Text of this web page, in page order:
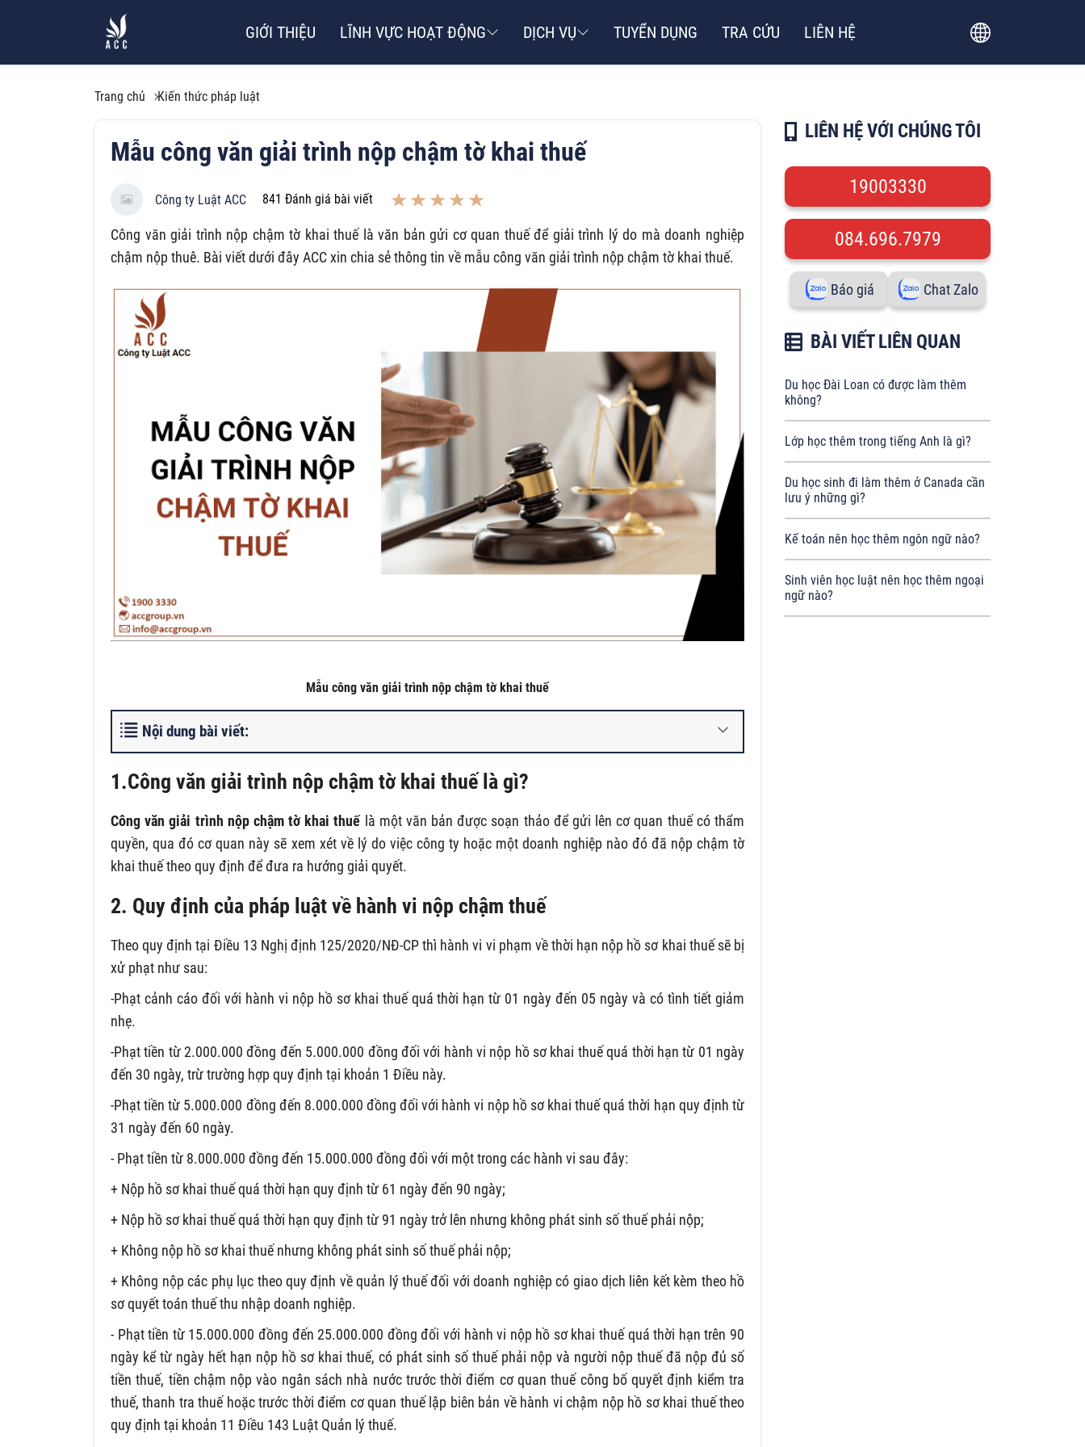
GIỚI THIỆU LĨNH VỰC HOẠT ĐỘNG DỊCH VỤ TUYỂN DỤNG TRA CỨU LIÊN HỆ
Trang chủ Kiến thức pháp luật
Mẫu công văn giải trình nộp chậm tờ khai thuế
Công ty Luật ACC 841 Đánh giá bài viết
Công văn giải trình nộp chậm tờ khai thuế là văn bản gửi cơ quan thuế để giải trình lý do mà doanh nghiệp
chậm nộp thuê. Bài viết dưới đây ACC xin chia sẻ thông tin về mẫu công văn giải trình nộp chậm tờ khai thuế.
Mẫu công văn giải trình nộp chậm tờ khai thuế
Nội dung bài viết:
1.Công văn giải trình nộp chậm tờ khai thuế là gì?
Công văn giải trình nộp chậm tờ khai thuếlà một văn bản được soạn thảo để gửi lên cơ quan thuế có thẩm
quyền, qua đó cơ quan này sẽ xem xét về lý do việc công ty hoặc một doanh nghiệp nào đó đã nộp chậm tờ
khai thuế theo quy định để đưa ra hướng giải quyết.
2. Quy định của pháp luật về hành vi nộp chậm thuế
Theo quy định tại Điều 13 Nghị định 125/2020/NĐ-CP thì hành vi vi phạm về thời hạn nộp hồ sơ khai thuế sẽ bị
xử phạt như sau:
-Phạt cảnh cáo đối với hành vi nộp hồ sơ khai thuế quá thời hạn từ 01 ngày đến 05 ngày và có tình tiết giảm
nhẹ.
-Phạt tiền từ 2.000.000 đồng đến 5.000.000 đồng đối với hành vi nộp hồ sơ khai thuế quá thời hạn từ 01 ngày
đến 30 ngày, trừ trường hợp quy định tại khoản 1 Điều này.
-Phạt tiền từ 5.000.000 đồng đến 8.000.000 đồng đối với hành vi nộp hồ sơ khai thuế quá thời hạn quy định từ
31 ngày đến 60 ngày.
- Phạt tiền từ 8.000.000 đồng đến 15.000.000 đồng đối với một trong các hành vi sau đây:
+ Nộp hồ sơ khai thuế quá thời hạn quy định từ 61 ngày đến 90 ngày;
+ Nộp hồ sơ khai thuế quá thời hạn quy định từ 91 ngày trở lên nhưng không phát sinh số thuế phải nộp;
+ Không nộp hồ sơ khai thuế nhưng không phát sinh số thuế phải nộp;
+ Không nộp các phụ lục theo quy định về quản lý thuế đối với doanh nghiệp có giao dịch liên kết kèm theo hồ
sơ quyết toán thuế thu nhập doanh nghiệp.
- Phạt tiền từ 15.000.000 đồng đến 25.000.000 đồng đối với hành vi nộp hồ sơ khai thuế quá thời hạn trên 90
ngày kể từ ngày hết hạn nộp hồ sơ khai thuế, có phát sinh số thuế phải nộp và người nộp thuế đã nộp đủ số
tiền thuế, tiền chậm nộp vào ngân sách nhà nước trước thời điểm cơ quan thuế công bố quyết định kiểm tra
thuế, thanh tra thuế hoặc trước thời điểm cơ quan thuế lập biên bản về hành vi chậm nộp hồ sơ khai thuế theo
quy định tại khoản 11 Điều 143 Luật Quản lý thuế.
LIÊN HỆ VỚI CHÚNG TÔI
19003330
084.696.7979
Báo giá Chat Zalo
BÀI VIẾT LIÊN QUAN
Du học Đài Loan có được làm thêm
không?
Lớp học thêm trong tiếng Anh là gì?
Du học sinh đi làm thêm ở Canada cần
lưu ý những gì?
Kế toán nên học thêm ngôn ngữ nào?
Sinh viên học luật nên học thêm ngoại
ngữ nào?